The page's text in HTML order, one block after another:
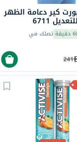
كير دعامة الظهر
6711
تصلك في
241